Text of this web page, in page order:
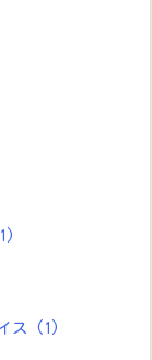
ス (1)